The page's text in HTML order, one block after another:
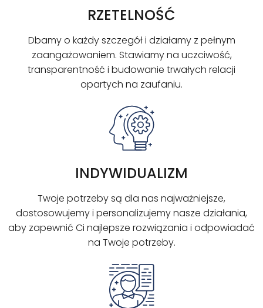
RZETELNOŚĆ
Dbamy o każdy szczegół i działamy z pełnym
zaangażowaniem. Stawiamy na uczciwość,
transparentność i budowanie trwałych relacji
opartych na zaufaniu.
INDYWIDUALIZM
Twoje potrzeby są dla nas najważniejsze,
dostosowujemy i personalizujemy nasze działania,
aby zapewnić Ci najlepsze rozwiązania i odpowiadać
na Twoje potrzeby.